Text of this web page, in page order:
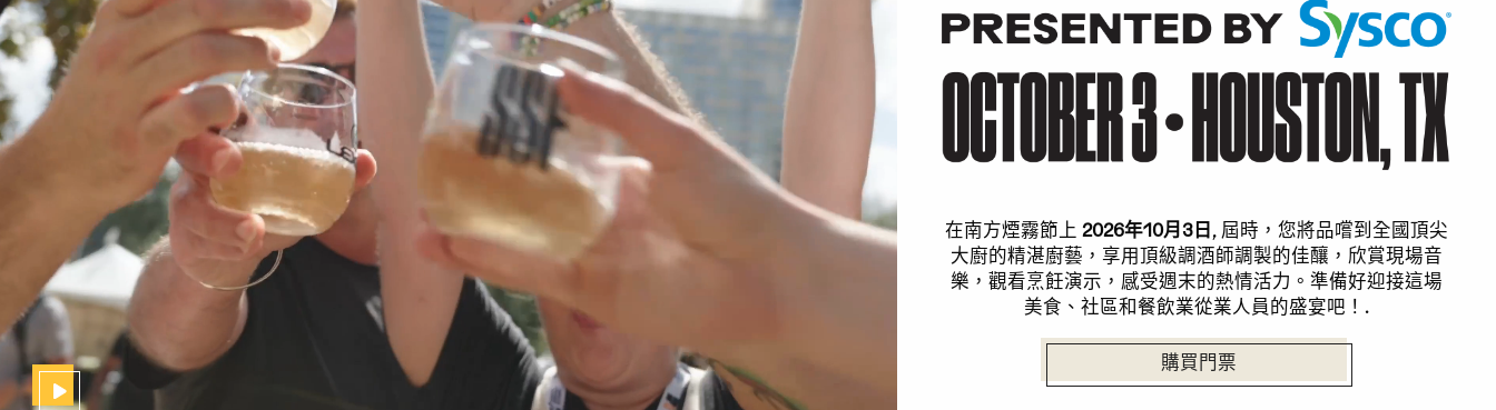
在南方煙霧節上2026年10月3日 , 屆時，您將品嚐到全國頂尖
大廚的精湛廚藝，享用頂級調酒師調製的佳釀，欣賞現場音
樂，觀看烹飪演示，感受週末的熱情活力。準備好迎接這場
美食、社區和餐飲業從業人員的盛宴吧！.
購買門票